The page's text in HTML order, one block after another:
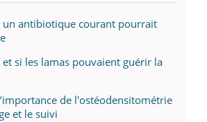
un antibiotique courant pourrait
si les lamas pouvaient guérir la
de l'ostéodensitométrie
et le suivi